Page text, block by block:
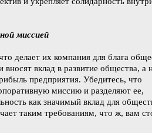
миссией
делает их компания для блага
вносят вклад в развитие общества, а
предприятия. Убедитесь, что
миссию и разделяют ее,
как значимый вклад для
таким требованиям, что ж, вам